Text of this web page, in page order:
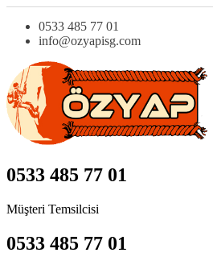
0533 485 77 01
info@ozyapisg.com
0533 485 77 01
Müşteri Temsilcisi
0533 485 77 01